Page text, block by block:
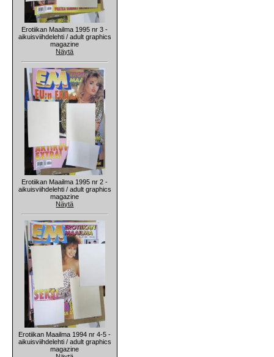
Erotiikan Maailma 1995 nr 3 -
aikuisviihdelehti / adult graphics
magazine
Näytä
Erotiikan Maailma 1995 nr 2 -
aikuisviihdelehti / adult graphics
magazine
Näytä
Erotiikan Maailma 1994 nr 4-5 -
aikuisviihdelehti / adult graphics
magazine